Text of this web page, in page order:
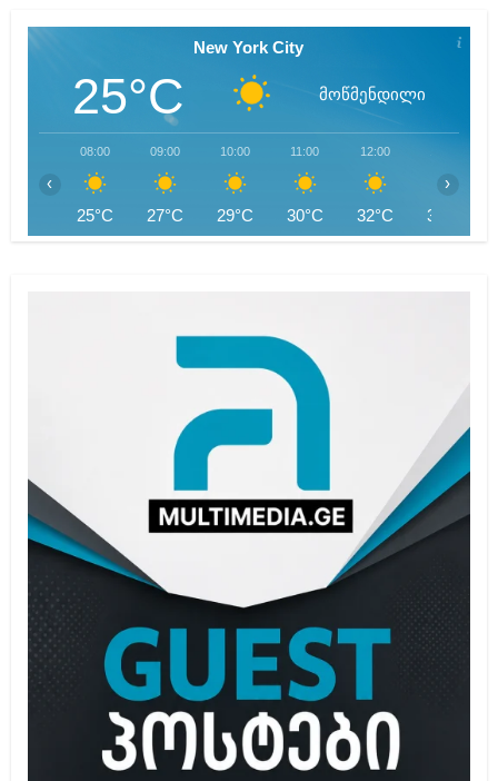
New York City
25°C მოწმენდილი
08:00
25°C
09:00
27°C
10:00
29°C
11:00
30°C
12:00
32°C 32°C
‹ ›